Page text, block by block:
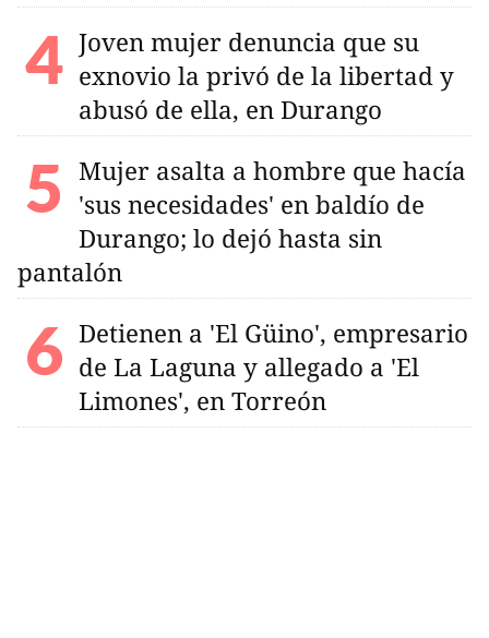
Joven mujer denuncia que su
exnovio la privó de la libertad y
abusó de ella, en Durango
Mujer asalta a hombre que hacía
'sus necesidades' en baldío de
Durango; lo dejó hasta sin
pantalón
Detienen a 'El Güino', empresario
de La Laguna y allegado a 'El
Limones', en Torreón